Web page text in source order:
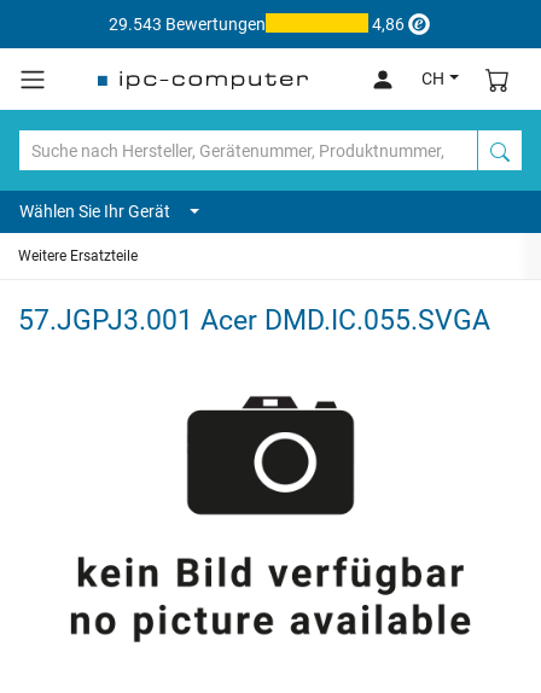
29.543 Bewertungen 4,86
CH
Wählen Sie Ihr Gerät
Weitere Ersatzteile
57.JGPJ3.001 Acer DMD.IC.055.SVGA